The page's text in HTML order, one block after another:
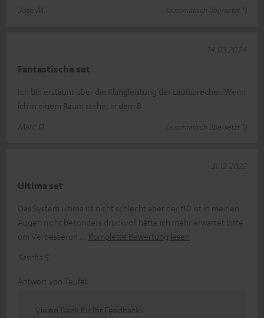
Jose M.
(automatisch übersetzt *)
Fantastische set
Ich bin erstaunt über die Klangleistung der Lautsprecher. Wenn
ich in einem Raum stehe, in dem B
Marc D.
(automatisch übersetzt *)
14.03.2024
Ultima set
Das System ultima ist nicht schlecht aber der t10 ist in meinen
Augen nicht besonders druckvoll hätte ich mehr erwartet bitte
um Verbesserun
Komplette Bewertung lesen
Sascha S.
31.12.2022
Antwort von Teufel:
Vielen Dank für Ihr Feedback!